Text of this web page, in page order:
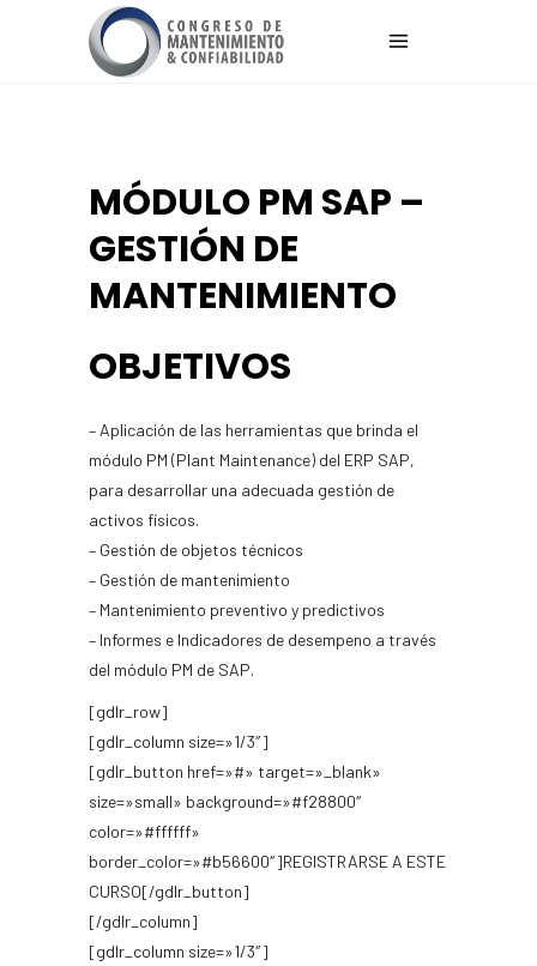
MÓDULO PM SAP –
GESTIÓN DE
MANTENIMIENTO
OBJETIVOS
– Aplicación de las herramientas que brinda el
módulo PM (Plant Maintenance) del ERP SAP,
para desarrollar una adecuada gestión de
activos físicos.
– Gestión de objetos técnicos
– Gestión de mantenimiento
– Mantenimiento preventivo y predictivos
– Informes e Indicadores de desempeno a través
del módulo PM de SAP.
[gdlr_row]
[gdlr_column size=»1/3″]
[gdlr_button href=»#» target=»_blank»
size=»small» background=»#f28800″
color=»#ffffff»
border_color=»#b56600″]REGISTRARSE A ESTE
CURSO[/gdlr_button]
[/gdlr_column]
[gdlr_column size=»1/3″]